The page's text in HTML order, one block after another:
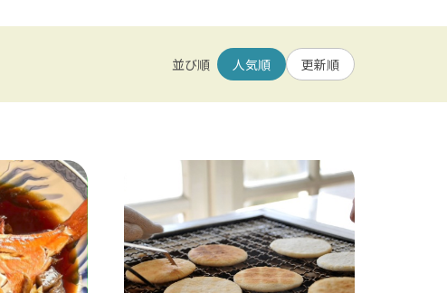
/ 成田山新勝寺 / 銚子（犬吠埼）
並び順 人気順 更新順